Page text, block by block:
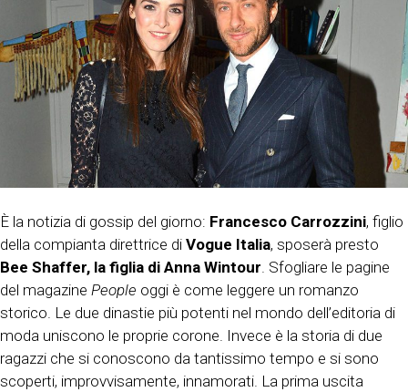
È la notizia di gossip del giorno: Francesco Carrozzini, figlio
della compianta direttrice di Vogue Italia, sposerà presto
Bee Shaffer, la figlia di Anna Wintour. Sfogliare le pagine
del magazine People oggi è come leggere un romanzo
storico. Le due dinastie più potenti nel mondo dell’editoria di
moda uniscono le proprie corone. Invece è la storia di due
ragazzi che si conoscono da tantissimo tempo e si sono
scoperti, improvvisamente, innamorati. La prima uscita